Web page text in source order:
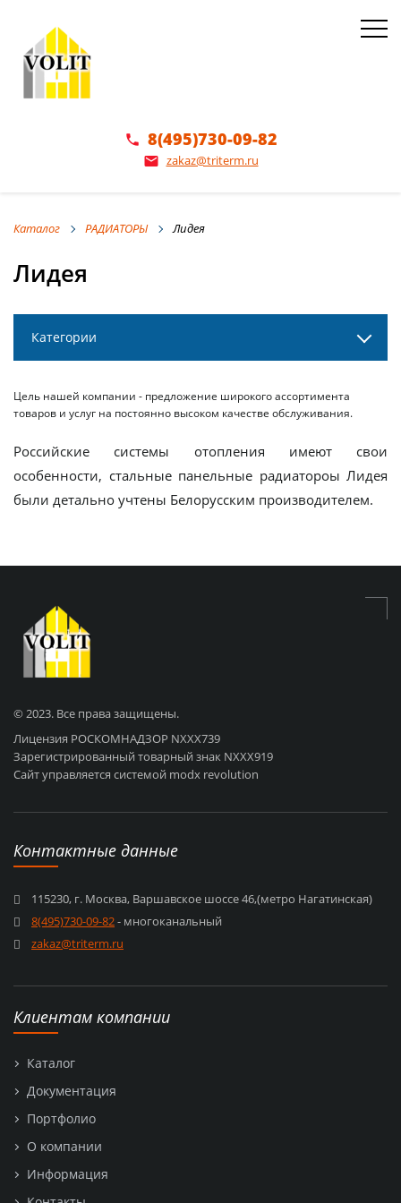
phone 8(495)730-09-82
email zakaz@triterm.ru
Каталог РАДИАТОРЫ Лидея
Лидея
Категории
Цель нашей компании - предложение широкого ассортимента
товаров и услуг на постоянно высоком качестве обслуживания.
Российские системы отопления имеют свои
особенности, стальные панельные радиатороы Лидея
были детально учтены Белорусским производителем.
© 2023. Все права защищены.
Лицензия РОСКОМНАДЗОР NХХХ739
Зарегистрированный товарный знак NХХХ919
Сайт управляется системой modx revolution
Контактные данные
115230, г. Москва, Варшавское шоссе 46,(метро Нагатинская)
8(495)730-09-82- многоканальный
zakaz@triterm.ru
Клиентам компании
Каталог
Документация
Портфолио
О компании
Информация